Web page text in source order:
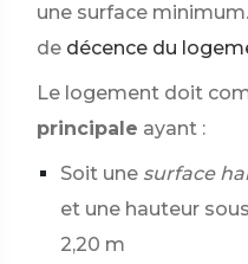
une surface
de décence du
Le logement doit
principale ayant :
Soit une surface
et une hauteur
2,20 m